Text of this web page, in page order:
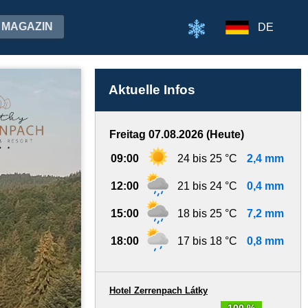
MAGAZIN DE
Aktuelle Infos
Freitag 07.08.2026 (Heute)
09:00 24 bis 25 °C 2,4 mm
12:00 21 bis 24 °C 0,4 mm
15:00 18 bis 25 °C 7,2 mm
18:00 17 bis 18 °C 0,8 mm
Hotel Zerrenpach Látky